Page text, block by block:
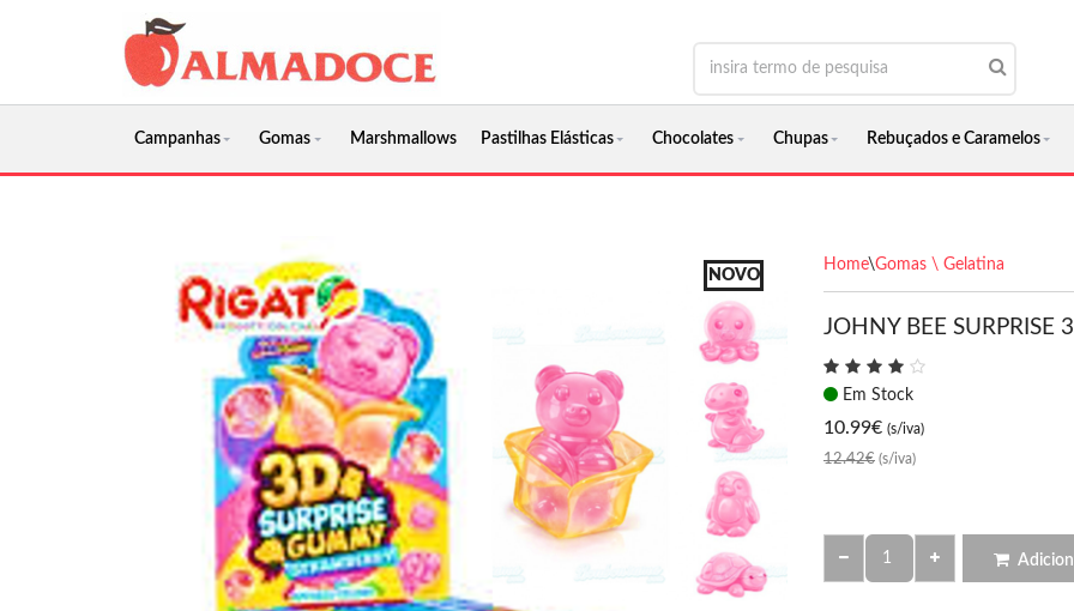
Campanhas Gomas Marshmallows Pastilhas Elásticas Chocolates Chupas Rebuçados e Caramelos
NOVO
Home\Gomas \ Gelatina
JOHNY BEE SURPRISE
Em Stock
10.99€ (s/iva)
12.42€ (s/iva)